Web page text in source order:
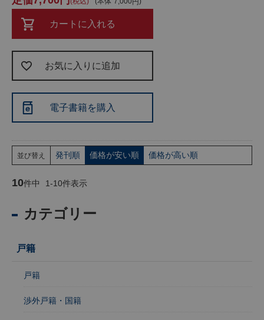
カートに入れる
お気に入りに追加
電子書籍を購入
並び替え 発刊順 価格が安い順 価格が高い順
10件中 1-10件表示
カテゴリー
戸籍
戸籍
渉外戸籍・国籍